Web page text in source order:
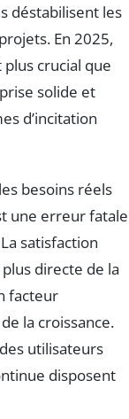
déstabilisent les
En 2025,
crucial que
solide et
d’incitation
besoins réels
une erreur fatale
satisfaction
directe de la
facteur
la croissance.
utilisateurs
disposent